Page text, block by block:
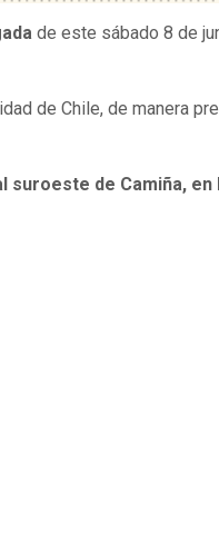
de este sábado 8 de
de Chile, de manera
suroeste de Camiña, en